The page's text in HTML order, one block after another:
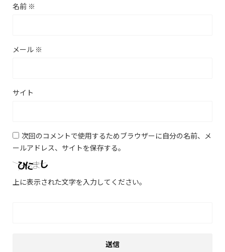
名前 ※
メール ※
サイト
次回のコメントで使用するためブラウザーに自分の名前、メ
ールアドレス、サイトを保存する。
上に表示された文字を入力してください。